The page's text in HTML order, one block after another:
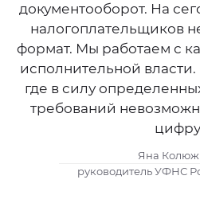
документооборот. На
налогоплательщиков
формат. Мы работаем с
исполнительной
где в силу
требований
Яна
руководитель УФНС